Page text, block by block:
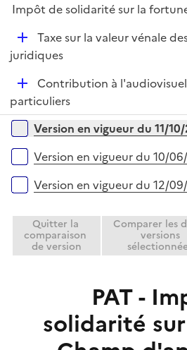
i
e
r
p
i
e
Impôt de solidarité sur la
D
é
i
e
r
Taxe sur la valeur vénale
juridiques
D
é
p
e
r
Contribution à
particuliers
Versions sur la période
Version en vigueur du 11/
Version en vigueur du 10/
Version en vigueur du 12/
Quitter la
comparaison
de version
Comparer les
versions
PAT -
solidarité